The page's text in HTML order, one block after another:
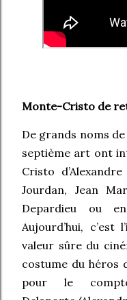
Monte-Cristo de
De grands noms
septième art ont
Cristo
Jourdan, Jean
Depardieu ou
Aujourd’hui, c’est
valeur sûre du
costume du héros
pour le